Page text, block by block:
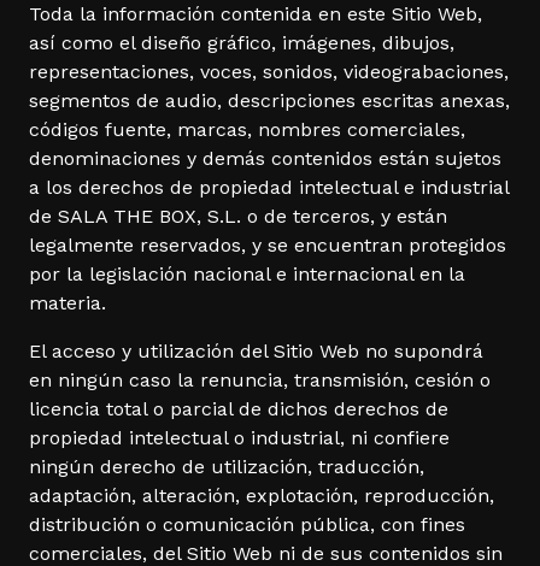
Toda la información contenida en este Sitio Web,
así como el diseño gráfico, imágenes, dibujos,
representaciones, voces, sonidos, videograbaciones,
segmentos de audio, descripciones escritas anexas,
códigos fuente, marcas, nombres comerciales,
denominaciones y demás contenidos están sujetos
a los derechos de propiedad intelectual e industrial
de SALA THE BOX, S.L. o de terceros, y están
legalmente reservados, y se encuentran protegidos
por la legislación nacional e internacional en la
materia.
El acceso y utilización del Sitio Web no supondrá
en ningún caso la renuncia, transmisión, cesión o
licencia total o parcial de dichos derechos de
propiedad intelectual o industrial, ni confiere
ningún derecho de utilización, traducción,
adaptación, alteración, explotación, reproducción,
distribución o comunicación pública, con fines
comerciales, del Sitio Web ni de sus contenidos sin